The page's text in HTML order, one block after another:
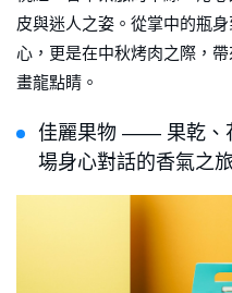
皮與迷人之姿。從掌中的瓶
心，更是在中秋烤肉之際，
畫龍點睛。
佳麗果物 —— 果乾、
場身心對話的香氣之旅